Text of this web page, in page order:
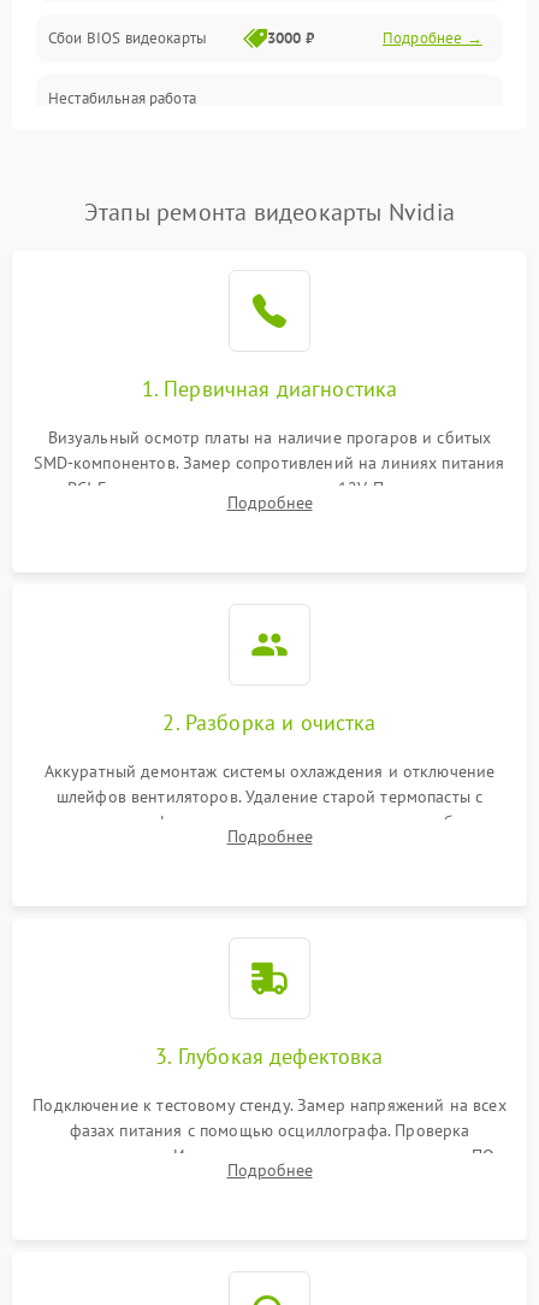
ПО
Электронные компоненты
Общие поломки
Механические повреждения
Сбои BIOS видеокарты 3000 ₽ Подробнее →
Нестабильная работа
Этапы ремонта видеокарты Nvidia
1. Первичная диагностика
Визуальный осмотр платы на наличие прогаров и сбитых
SMD-компонентов. Замер сопротивлений на линиях питания
PCI-E и дополнительных разъемах 12V. Проверка на
короткое замыкание основных дросселей питания GPU и
Подробнее
2. Разборка и очистка
Аккуратный демонтаж системы охлаждения и отключение
шлейфов вентиляторов. Удаление старой термопасты с
кристалла графического чипа и термопрокладок с банок
памяти и зоны VRM. Очистка платы от пыли и окислов.
Подробнее
3. Глубокая дефектовка
Подключение к тестовому стенду. Замер напряжений на всех
фазах питания с помощью осциллографа. Проверка
инициализации. Использование специализированного ПО
MATS
Подробнее